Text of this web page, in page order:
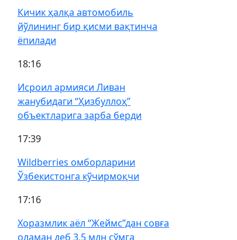
Кичик ҳалқа автомобиль
йўлининг бир қисми вақтинча
ёпилади
18:16
Исроил армияси Ливан
жанубидаги “Ҳизбуллоҳ”
объектларига зарба берди
17:39
Wildberries омборларини
Ўзбекистонга кўчирмоқчи
17:16
Хоразмлик аёл “Жеймс”дан совға
оламан деб 3,5 млн сўмга